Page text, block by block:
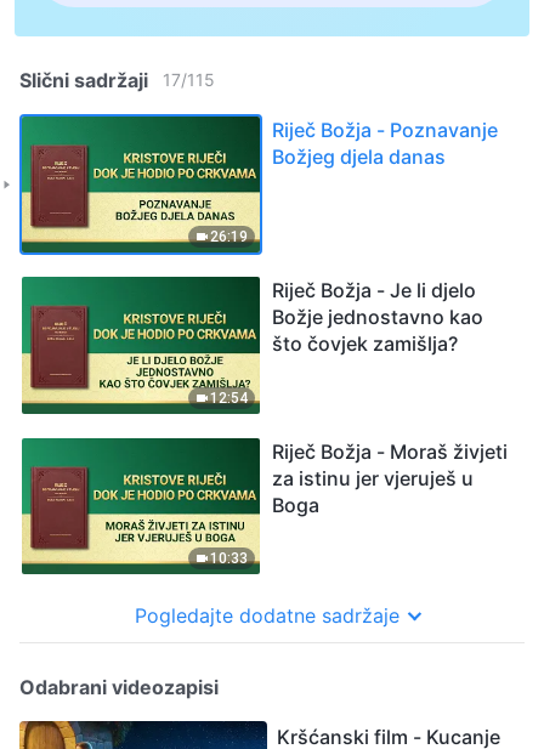
Slični sadržaji 17/115
26:19
Riječ Božja - Poznavanje
Božjeg djela danas
12:54
Riječ Božja - Je li djelo
Božje jednostavno kao
što čovjek zamišlja?
10:33
Riječ Božja - Moraš živjeti
za istinu jer vjeruješ u
Boga
Pogledajte dodatne sadržaje
Odabrani videozapisi
Kršćanski film - Kucanje